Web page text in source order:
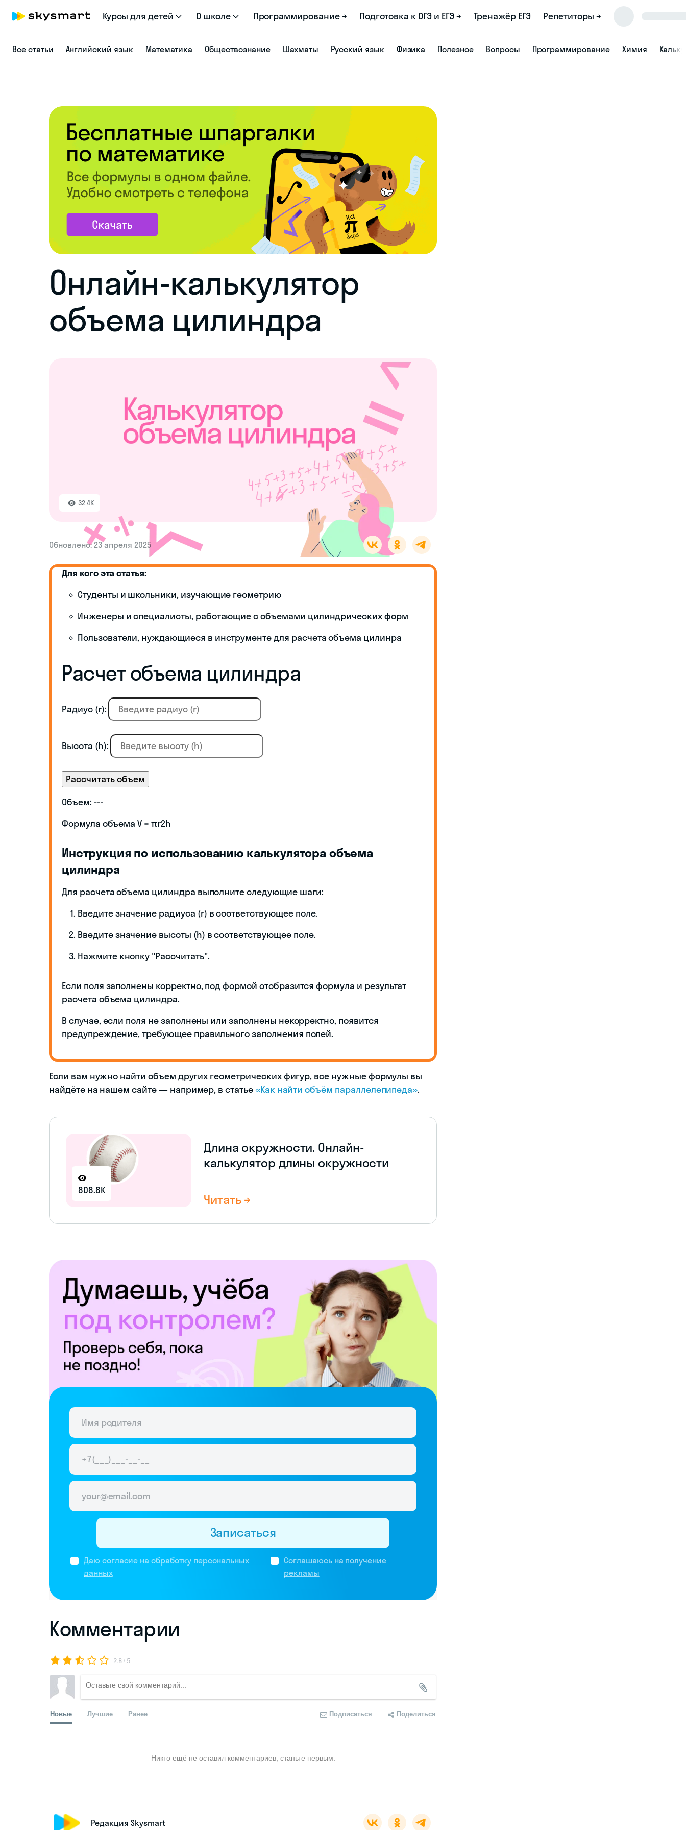
Курсы для детей О школе Программирование → Подготовка к ОГЭ и ЕГЭ → Тренажёр ЕГЭ Репетиторы →
Все статьи Английский язык Математика Обществознание Шахматы Русский язык Физика Полезное Вопросы Программирование Химия
Онлайн-калькулятор
объема цилиндра
32.4K
Обновлено: 23 апреля 2025
Для кого эта статья:
Студенты и школьники, изучающие геометрию
Инженеры и специалисты, работающие с объемами цилиндрических форм
Пользователи, нуждающиеся в инструменте для расчета объема цилинра
Расчет объема цилиндра
Радиус (r):
Высота (h):
Рассчитать объем
Объем: ---
Формула объема V = πr2h
Инструкция по использованию калькулятора объема
цилиндра
Для расчета объема цилиндра выполните следующие шаги:
Введите значение радиуса (r) в соответствующее поле.
Введите значение высоты (h) в соответствующее поле.
Нажмите кнопку "Рассчитать".
Если поля заполнены корректно, под формой отобразится формула и результат
расчета объема цилиндра.
В случае, если поля не заполнены или заполнены некорректно, появится
предупреждение, требующее правильного заполнения полей.
Если вам нужно найти объем других геометрических фигур, все нужные формулы вы
найдёте на нашем сайте — например, в статье «Как найти объём параллелепипеда».
808.8K
Длина окружности. Онлайн-
калькулятор длины окружности
Читать →
Даю согласие на обработку персональных
данных
Соглашаюсь на получение
рекламы
Записаться
Комментарии
2.8/ 5
Новые Лучшие Ранее Подписаться Поделиться
Никто ещё не оставил комментариев, станьте первым.
Редакция Skysmart